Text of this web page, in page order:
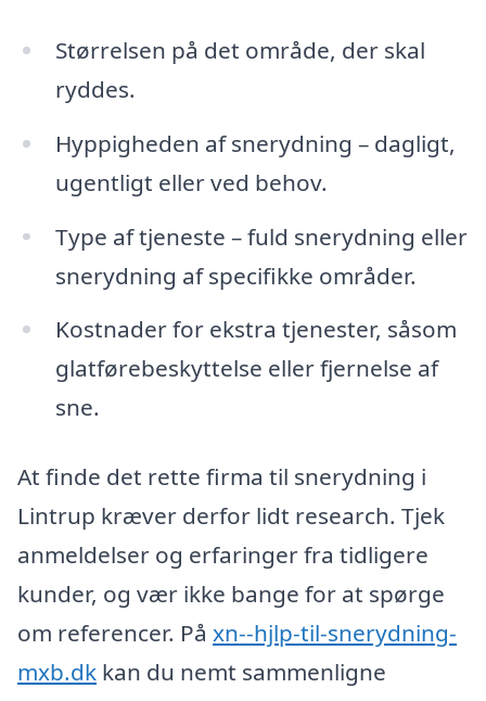
Størrelsen på det område, der skal
ryddes.
Hyppigheden af snerydning – dagligt,
ugentligt eller ved behov.
Type af tjeneste – fuld snerydning eller
snerydning af specifikke områder.
Kostnader for ekstra tjenester, såsom
glatførebeskyttelse eller fjernelse af
sne.
At finde det rette firma til snerydning i
Lintrup kræver derfor lidt research. Tjek
anmeldelser og erfaringer fra tidligere
kunder, og vær ikke bange for at spørge
om referencer. På xn--hjlp-til-snerydning-
mxb.dk kan du nemt sammenligne